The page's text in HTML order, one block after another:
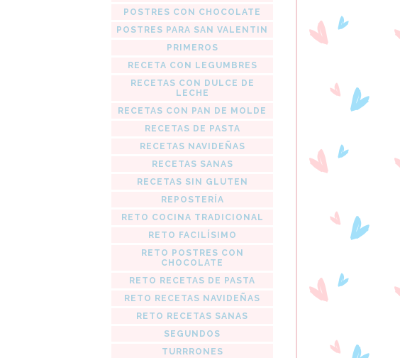
POSTRES CON CHOCOLATE
POSTRES PARA SAN VALENTIN
PRIMEROS
RECETA CON LEGUMBRES
RECETAS CON DULCE DE
LECHE
RECETAS CON PAN DE MOLDE
RECETAS DE PASTA
RECETAS NAVIDEÑAS
RECETAS SANAS
RECETAS SIN GLUTEN
REPOSTERÍA
RETO COCINA TRADICIONAL
RETO FACILÍSIMO
RETO POSTRES CON
CHOCOLATE
RETO RECETAS DE PASTA
RETO RECETAS NAVIDEÑAS
RETO RECETAS SANAS
SEGUNDOS
TURRRONES